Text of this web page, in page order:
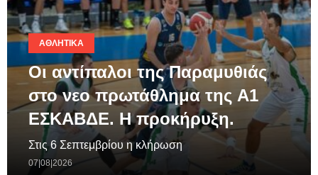
ΑΘΛΗΤΙΚΆ
Οι αντίπαλοι της Παραμυθιάς
στο νεο πρωτάθλημα της A1
ΕΣΚΑΒΔΕ. Η προκήρυξη.
Στις 6 Σεπτεμβρίου η κλήρωση
07|08|2026